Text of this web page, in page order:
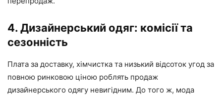
4. Дизайнерський одяг: комісії та
сезонність
Плата за доставку, хімчистка та низький відсоток угод за
повною ринковою ціною роблять продаж
дизайнерського одягу невигідним. До того ж, мода